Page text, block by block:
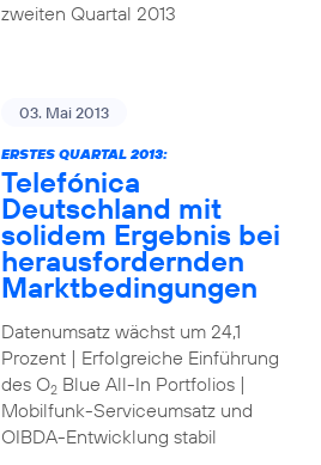
zweiten Quartal 2013
03. Mai 2013
ERSTES QUARTAL 2013:
Telefónica
Deutschland mit
solidem Ergebnis bei
herausfordernden
Marktbedingungen
Datenumsatz wächst um 24,1
Prozent | Erfolgreiche Einführung
des O2Blue All-In Portfolios |
Mobilfunk-Serviceumsatz und
OIBDA-Entwicklung stabil